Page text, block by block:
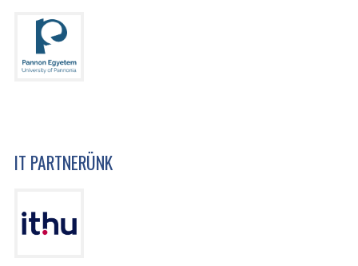
IT PARTNERÜNK